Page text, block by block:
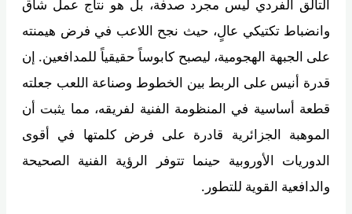
التألق الفردي ليس مجرد صدفة، بل هو نتاج عمل شاق
وانضباط تكتيكي عالٍ، حيث نجح اللاعب في فرض هيمنته
على الجبهة الهجومية، ليصبح كابوساً حقيقياً للمدافعين. إن
قدرة أنيس على الربط بين الخطوط وصناعة اللعب جعلته
قطعة أساسية في المنظومة الفنية لفريقه، مما يثبت أن
الموهبة الجزائرية قادرة على فرض كلمتها في أقوى
الدوريات الأوروبية حينما تتوفر الرؤية الفنية الصحيحة
والدافعية القوية للتطور.